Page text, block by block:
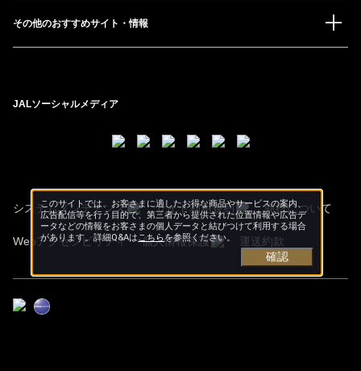
その他のおすすめサイト・情報
JALソーシャルメディア
システムメンテナンス サイト利用規約 商標について
Webアクセシビリティ 個人情報保護 運送約款
このサイトでは、お客さまに適したお得な商品やサービスの案内、
広告配信等を行う目的で、第三者から提供された位置情報や広告デ
ータなどの情報をお客さまの個人データと結びつけて利用する場合
があります。詳細Q&Aはこちらを参照ください。
確認